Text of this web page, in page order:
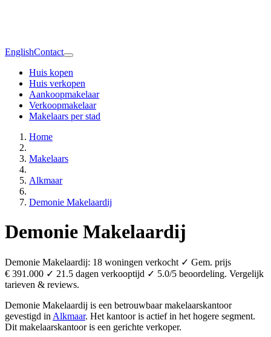
EnglishContact
Huis kopen
Huis verkopen
Aankoopmakelaar
Verkoopmakelaar
Makelaars per stad
Home
Makelaars
Alkmaar
Demonie Makelaardij
Demonie Makelaardij
Demonie Makelaardij: 18 woningen verkocht ✓ Gem. prijs
€ 391.000 ✓ 21.5 dagen verkooptijd ✓ 5.0/5 beoordeling. Vergelijk
tarieven & reviews.
Demonie Makelaardij is een betrouwbaar makelaarskantoor
gevestigd in Alkmaar. Het kantoor is actief in het hogere segment.
Dit makelaarskantoor is een gerichte verkoper.